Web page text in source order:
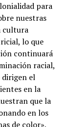
para
nuestras
cultura
lo que
continuará
racial,
dirigen el
en la
que la
en los
de color»,